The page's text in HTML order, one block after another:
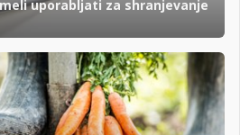
uporabljati za shranjevanje